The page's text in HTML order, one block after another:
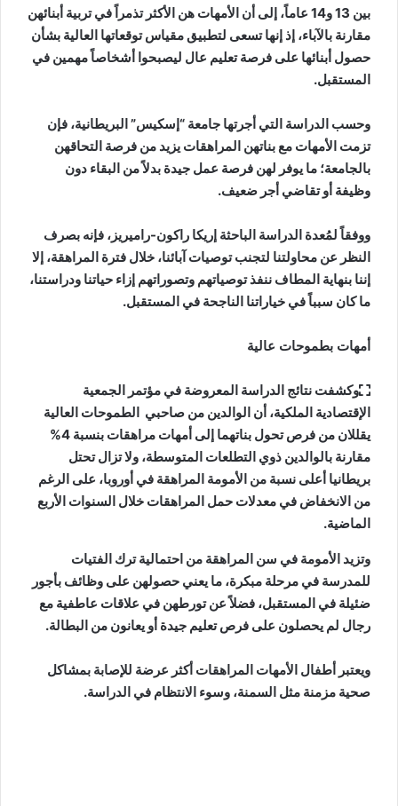
بين 13 و14 عاماً، إلى أن الأمهات هن الأكثر تذمراً في تربية أبنائهن
مقارنة بالآباء، إذ إنها تسعى لتطبيق مقياس توقعاتها العالية بشأن
حصول أبنائها على فرصة تعليم عال ليصبحوا أشخاصاً مهمين في
المستقبل.
وحسب الدراسة التي أجرتها جامعة “إسكيس” البريطانية، فإن
تزمت الأمهات مع بناتهن المراهقات يزيد من فرصة التحاقهن
بالجامعة؛ ما يوفر لهن فرصة عمل جيدة بدلاً من البقاء دون
وظيفة أو تقاضي أجر ضعيف.
ووفقاً لمُعدة الدراسة الباحثة إريكا راكون-راميريز، فإنه بصرف
النظر عن محاولتنا لتجنب توصيات آبائنا، خلال فترة المراهقة، إلا
إننا بنهاية المطاف ننفذ توصياتهم وتصوراتهم إزاء حياتنا ودراستنا،
ما كان سبباً في خياراتنا الناجحة في المستقبل.
أمهات بطموحات عالية
وكشفت نتائج الدراسة المعروضة في مؤتمر الجمعية
الإقتصادية الملكية، أن الوالدين من صاحبي الطموحات العالية
يقللان من فرص تحول بناتهما إلى أمهات مراهقات بنسبة 4%
مقارنة بالوالدين ذوي التطلعات المتوسطة، ولا تزال تحتل
بريطانيا أعلى نسبة من الأمومة المراهقة في أوروبا، على الرغم
من الانخفاض في معدلات حمل المراهقات خلال السنوات الأربع
الماضية.
وتزيد الأمومة في سن المراهقة من احتمالية ترك الفتيات
للمدرسة في مرحلة مبكرة، ما يعني حصولهن على وظائف بأجور
ضئيلة في المستقبل، فضلاً عن تورطهن في علاقات عاطفية مع
رجال لم يحصلون على فرص تعليم جيدة أو يعانون من البطالة.
ويعتبر أطفال الأمهات المراهقات أكثر عرضة للإصابة بمشاكل
صحية مزمنة مثل السمنة، وسوء الانتظام في الدراسة.